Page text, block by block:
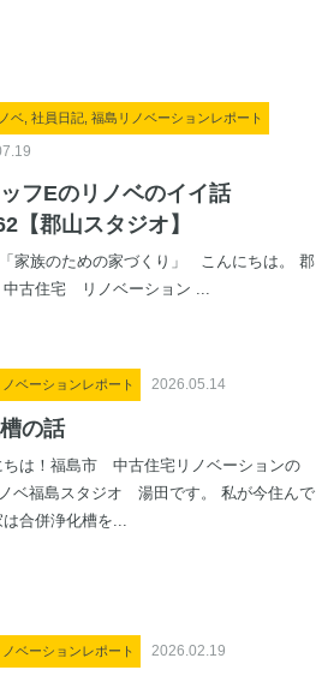
ベ, 社員日記, 福島リノベーションレポート
フEのリノベのイイ話
【郡山スタジオ】
家族のための家づくり」 こんにちは。 郡
古住宅 リノベーション ...
ベーションレポート 2026.05.14
の話
ちは！福島市 中古住宅リノベーションの
ベ福島スタジオ 湯田です。 私が今住んで
は合併浄化槽を...
ベーションレポート 2026.02.19